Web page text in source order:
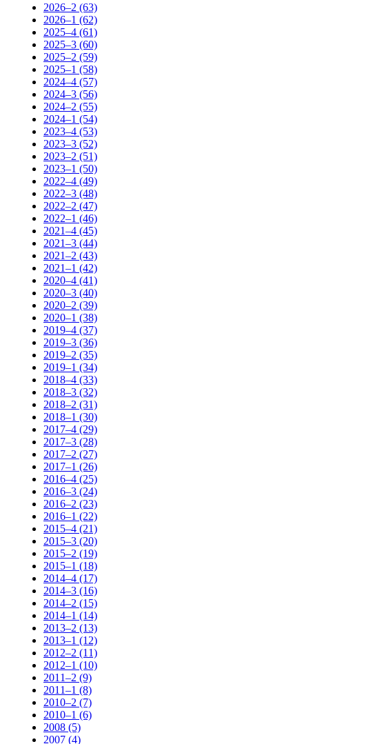
2026–2 (63)
2026–1 (62)
2025–4 (61)
2025–3 (60)
2025–2 (59)
2025–1 (58)
2024–4 (57)
2024–3 (56)
2024–2 (55)
2024–1 (54)
2023–4 (53)
2023–3 (52)
2023–2 (51)
2023–1 (50)
2022–4 (49)
2022–3 (48)
2022–2 (47)
2022–1 (46)
2021–4 (45)
2021–3 (44)
2021–2 (43)
2021–1 (42)
2020–4 (41)
2020–3 (40)
2020–2 (39)
2020–1 (38)
2019–4 (37)
2019–3 (36)
2019–2 (35)
2019–1 (34)
2018–4 (33)
2018–3 (32)
2018–2 (31)
2018–1 (30)
2017–4 (29)
2017–3 (28)
2017–2 (27)
2017–1 (26)
2016–4 (25)
2016–3 (24)
2016–2 (23)
2016–1 (22)
2015–4 (21)
2015–3 (20)
2015–2 (19)
2015–1 (18)
2014–4 (17)
2014–3 (16)
2014–2 (15)
2014–1 (14)
2013–2 (13)
2013–1 (12)
2012–2 (11)
2012–1 (10)
2011–2 (9)
2011–1 (8)
2010–2 (7)
2010–1 (6)
2008 (5)
2007 (4)